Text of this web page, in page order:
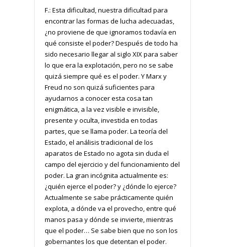
F.: Esta dificultad, nuestra dificultad para
encontrar las formas de lucha adecuadas,
¿no proviene de que ignoramos todavía en
qué consiste el poder? Después de todo ha
sido necesario llegar al siglo XIX para saber
lo que era la explotación, pero no se sabe
quizá siempre qué es el poder. Y Marx y
Freud no son quizá suficientes para
ayudarnos a conocer esta cosa tan
enigmática, a la vez visible e invisible,
presente y oculta, investida en todas
partes, que se llama poder. La teoría del
Estado, el análisis tradicional de los
aparatos de Estado no agota sin duda el
campo del ejercicio y del funcionamiento del
poder. La gran incógnita actualmente es:
¿quién ejerce el poder? y ¿dónde lo ejerce?
Actualmente se sabe prácticamente quién
explota, a dónde va el provecho, entre qué
manos pasa y dónde se invierte, mientras
que el poder… Se sabe bien que no son los
gobernantes los que detentan el poder.